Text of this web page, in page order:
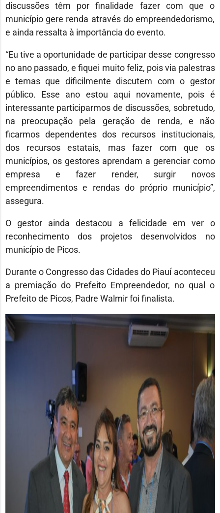
discussões têm por finalidade fazer com que o
município gere renda através do empreendedorismo,
e ainda ressalta à importância do evento.
“Eu tive a oportunidade de participar desse congresso
no ano passado, e fiquei muito feliz, pois via palestras
e temas que dificilmente discutem com o gestor
público. Esse ano estou aqui novamente, pois é
interessante participarmos de discussões, sobretudo,
na preocupação pela geração de renda, e não
ficarmos dependentes dos recursos institucionais,
dos recursos estatais, mas fazer com que os
municípios, os gestores aprendam a gerenciar como
empresa e fazer render, surgir novos
empreendimentos e rendas do próprio município”,
assegura.
O gestor ainda destacou a felicidade em ver o
reconhecimento dos projetos desenvolvidos no
município de Picos.
Durante o Congresso das Cidades do Piauí aconteceu
a premiação do Prefeito Empreendedor, no qual o
Prefeito de Picos, Padre Walmir foi finalista.